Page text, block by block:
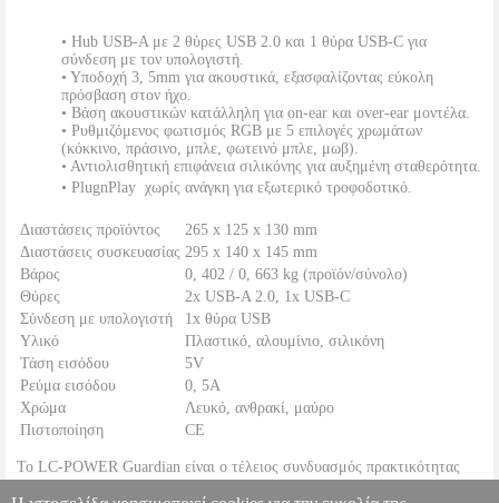
• Hub USB-A με 2 θύρες USB 2.0 και 1 θύρα USB-C για
σύνδεση με τον υπολογιστή.
• Υποδοχή 3, 5mm για ακουστικά, εξασφαλίζοντας εύκολη
πρόσβαση στον ήχο.
• Βάση ακουστικών κατάλληλη για on-ear και over-ear μοντέλα.
• Ρυθμιζόμενος φωτισμός RGB με 5 επιλογές χρωμάτων
(κόκκινο, πράσινο, μπλε, φωτεινό μπλε, μωβ).
• Αντιολισθητική επιφάνεια σιλικόνης για αυξημένη σταθερότητα.
• PlugnPlay  χωρίς ανάγκη για εξωτερικό τροφοδοτικό.
Διαστάσεις προϊόντος
265 x 125 x 130 mm
Διαστάσεις συσκευασίας 295 x 140 x 145 mm
Βάρος
0, 402 / 0, 663 kg (προϊόν/σύνολο)
Θύρες
2x USB-A 2.0, 1x USB-C
Σύνδεση με υπολογιστή
1x θύρα USB
Υλικό
Πλαστικό, αλουμίνιο, σιλικόνη
Τάση εισόδου
5V
Ρεύμα εισόδου
0, 5A
Χρώμα
Λευκό, ανθρακί, μαύρο
Πιστοποίηση
CE
Το LC-POWER Guardian είναι ο τέλειος συνδυασμός πρακτικότητας